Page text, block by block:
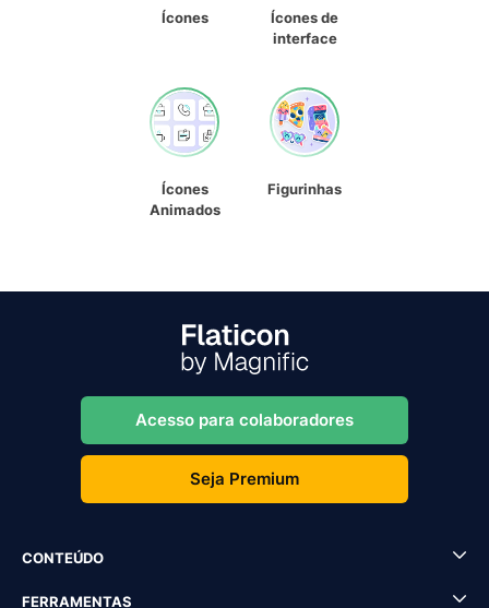
Ícones
Ícones de
interface
Ícones
Animados
Figurinhas
Acesso para colaboradores
Seja Premium
CONTEÚDO
FERRAMENTAS